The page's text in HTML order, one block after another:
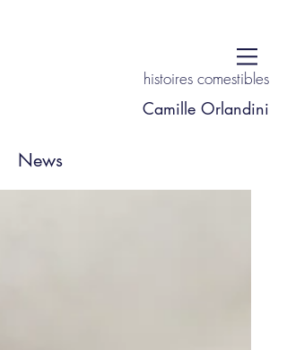
histoires comestibles
Camille Orlandini
News